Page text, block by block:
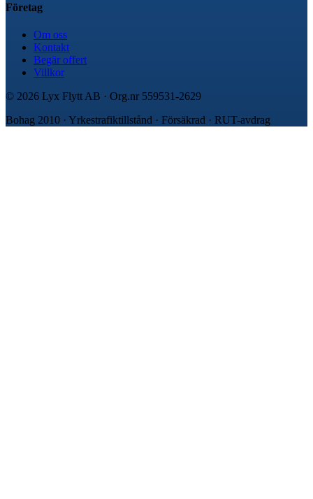
Företag
Om oss
Kontakt
Begär offert
Villkor
© 2026 Lyx Flytt AB · Org.nr 559531-2629
Bohag 2010 · Yrkestrafiktillstånd · Försäkrad · RUT-avdrag